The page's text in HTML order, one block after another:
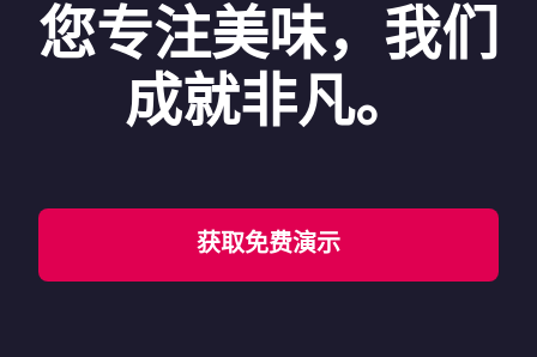
您专注美味，我们
成就非凡。
获取免费演示